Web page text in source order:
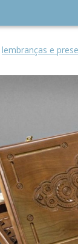
lembranças e